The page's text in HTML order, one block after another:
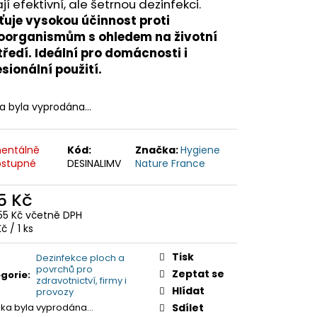
efektivní, ale šetrnou dezinfekci.
vysokou účinnost proti
s ohledem na životní
Ideální pro domácnosti i
použití.
byla vyprodána…
Kód:
DESINALIMV
Značka:Hygiene
Nature France
Kč
Kč včetně DPH
/ 1 ks
:
Dezinfekce ploch a
povrchů pro
zdravotnictví, firmy i
provozy
byla vyprodána…
Tisk
Zeptat se
Hlídat
Sdílet